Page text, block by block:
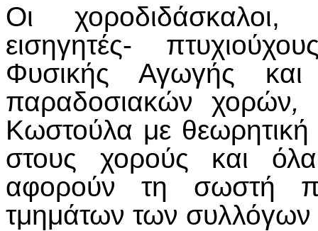
Οι
εισηγητές-
Φυσικής Αγωγής και
παραδοσιακών χορών,
Κωστούλα με
στους χορούς και
αφορούν τη σωστή
τμημάτων των συλλόγων